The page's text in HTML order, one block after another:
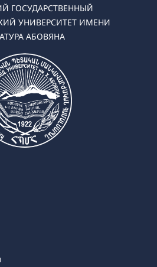
ГОСУДАРСТВЕННЫЙ
УНИВЕРСИТЕТ ИМЕНИ
АБОВЯНА